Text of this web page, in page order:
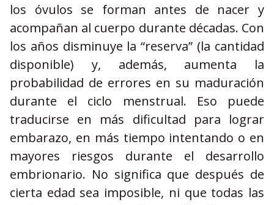
los óvulos se forman antes de nacer y
acompañan al cuerpo durante décadas. Con
los años disminuye la “reserva” (la cantidad
disponible) y, además, aumenta la
probabilidad de errores en su maduración
durante el ciclo menstrual. Eso puede
traducirse en más dificultad para lograr
embarazo, en más tiempo intentando o en
mayores riesgos durante el desarrollo
embrionario. No significa que después de
cierta edad sea imposible, ni que todas las